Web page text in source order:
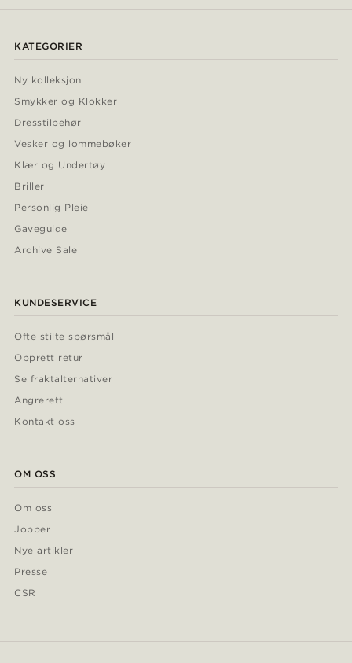
KATEGORIER
Ny kolleksjon
Smykker og Klokker
Dresstilbehør
Vesker og lommebøker
Klær og Undertøy
Briller
Personlig Pleie
Gaveguide
Archive Sale
KUNDESERVICE
Ofte stilte spørsmål
Opprett retur
Se fraktalternativer
Angrerett
Kontakt oss
OM OSS
Om oss
Jobber
Nye artikler
Presse
CSR